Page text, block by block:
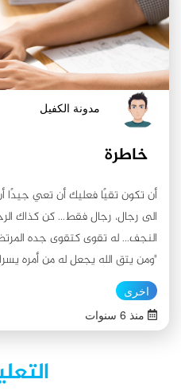
أزاميل الحياة في أورادها عندي
الدهر... ومضت أحلامي الغر في
الحياة أطباع البشر... فتأملي يا
غنوتي في دهرك العاتي... فالليل
أهدى للناطرين غيومه... فاسلكي
الحياء والخجل...
مدونة الكفيل
خاطرة
أن تكون تقيًا فعليك أن تعي جيدًا
الى رجال، رجال فقط... كن كذاك
النجف... له تقوى كتقوى جده
"ومن يتق الله يجعل له من أمره
اخرى
منذ 6 سنوات